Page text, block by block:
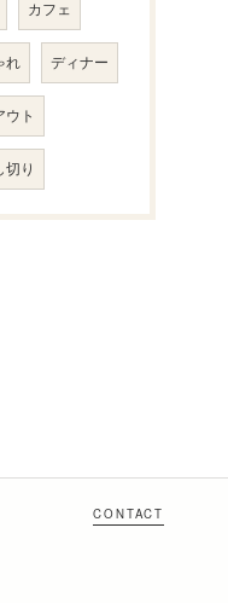
カフェ
れ ディナー
ウト
切り
CONTACT